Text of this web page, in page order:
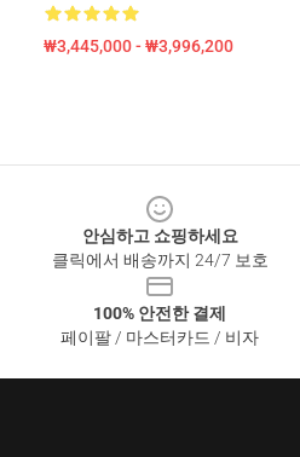
₩3,445,000 - ₩3,996,200
안심하고 쇼핑하세요
클릭에서 배송까지 24/7 보호
100% 안전한 결제
페이팔 / 마스터카드 / 비자